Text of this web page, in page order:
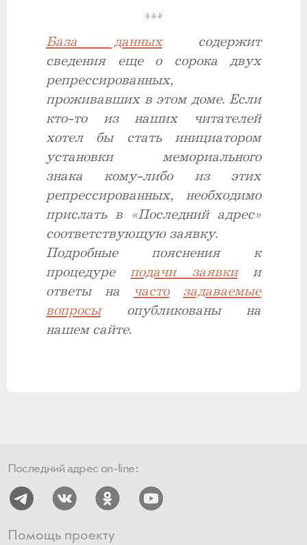
***
База данныхсодержит
сведения еще о сорока двух
репрессированных,
проживавших в этом доме. Если
кто-то из наших читателей
хотел бы стать инициатором
установки мемориального
знакакому-либо из этих
репрессированных, необходимо
прислать в «Последний адрес»
соответствующую заявку.
Подробные пояснения к
процедуреподачи заявкии
ответы на часто
задаваемые
вопросыопубликованы на
нашем сайте.
Последний адрес on-line:
Помощь проекту